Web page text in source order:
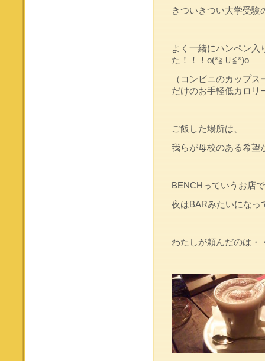
きついきつい大学受験
よく一緒にハンペン入
た！！！o(*≧Ｕ≦*)o
（コンビニのカップ
だけのお手軽低カロ
ご飯した場所は、
我らが母校のある希
BENCHっていうお店
夜はBARみたいにな
わたしが頼んだのは・